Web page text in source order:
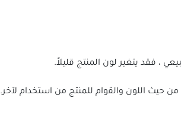
، فقد يتغير لون المنتج قليلاً.
حيث اللون والقوام للمنتج من استخدام لآخر.